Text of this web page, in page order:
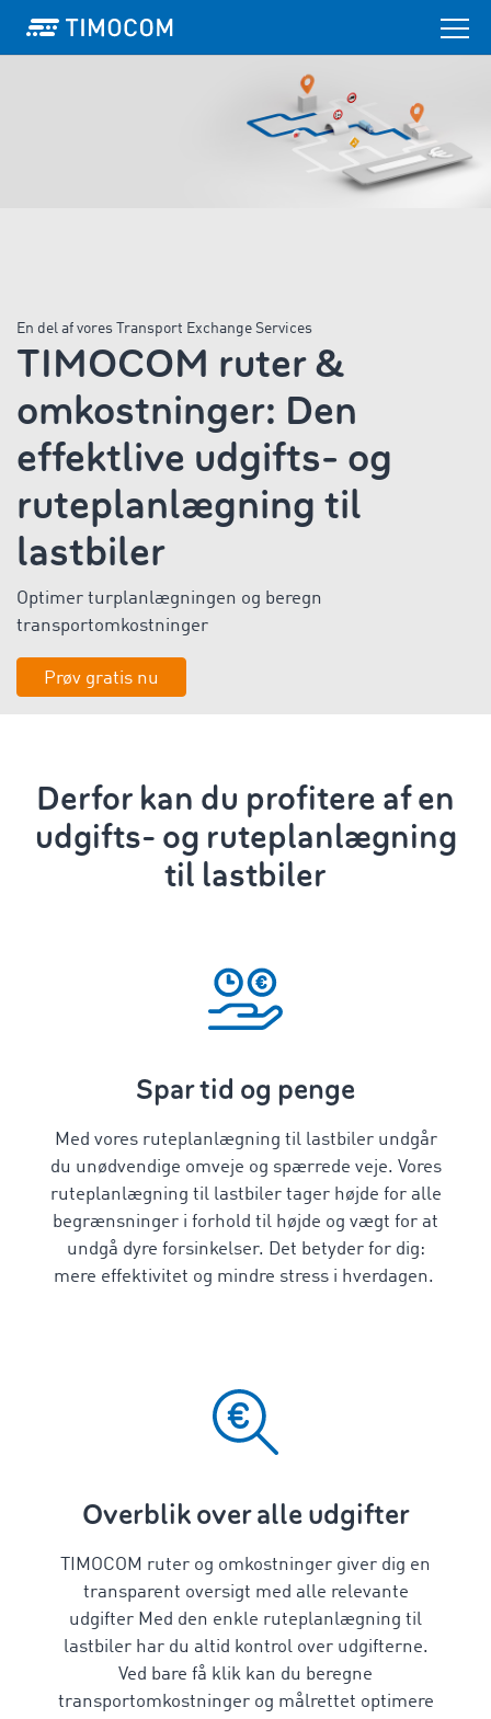
En del af vores Transport Exchange Services
TIMOCOM ruter &
omkostninger: Den
effektlive udgifts- og
ruteplanlægning til
lastbiler
Optimer turplanlægningen og beregn
transportomkostninger
Prøv gratis nu
Derfor kan du profitere af en
udgifts- og ruteplanlægning
til lastbiler
Spar tid og penge
Med vores ruteplanlægning til lastbiler undgår
du unødvendige omveje og spærrede veje. Vores
ruteplanlægning til lastbilertager højde for alle
begrænsninger i forhold til højde og vægt for at
undgå dyre forsinkelser. Det betyder for dig:
mere effektivitet og mindre stress i hverdagen.
Overblik over alle udgifter
TIMOCOM ruter og omkostninger giver dig en
transparent oversigt med alle relevante
udgifter Med den enkle ruteplanlægning til
lastbilerhar du altid kontrol over udgifterne.
Ved bare få klik kan du beregne
transportomkostningerog målrettet optimere